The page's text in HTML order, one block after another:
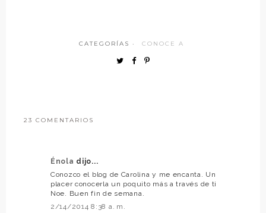
CATEGORÍAS · CONOCE A
23 COMENTARIOS
Énola dijo...
Conozco el blog de Carolina y me encanta. Un
placer conocerla un poquito más a través de ti
Noe. Buen fin de semana.
2/14/2014 8:38 a. m.